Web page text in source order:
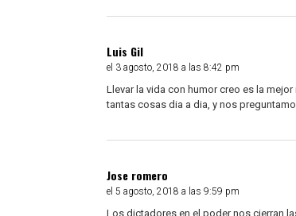
Luis Gil
el 3 agosto, 2018 a las 8:42 pm
Llevar la vida con humor creo es la
tantas cosas dia a dia, y nos
Jose romero
el 5 agosto, 2018 a las 9:59 pm
Los dictadores en el poder nos cierran